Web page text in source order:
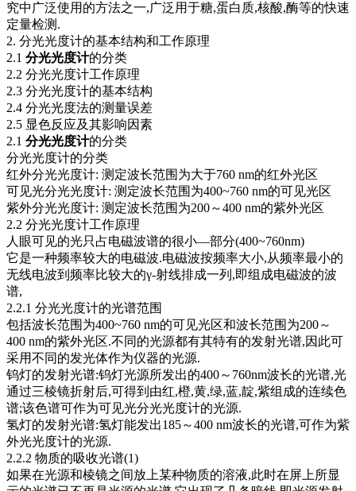
究中广泛使用的方法之一,广泛用于糖,蛋白质,核酸,酶等的快速
定量检测.
2. 分光光度计的基本结构和工作原理
2.1 分光光度计的分类
2.2 分光光度计工作原理
2.3 分光光度计的基本结构
2.4 分光光度法的测量误差
2.5 显色反应及其影响因素
2.1 分光光度计的分类
分光光度计的分类
红外分光光度计: 测定波长范围为大于760 nm的红外光区
可见光分光光度计: 测定波长范围为400~760 nm的可见光区
紫外分光光度计: 测定波长范围为200～400 nm的紫外光区
2.2 分光光度计工作原理
人眼可见的光只占电磁波谱的很小—部分(400~760nm)
它是一种频率较大的电磁波.电磁波按频率大小,从频率最小的
无线电波到频率比较大的γ-射线排成一列,即组成电磁波的波
谱,
2.2.1 分光光度计的光谱范围
包括波长范围为400~760 nm的可见光区和波长范围为200～
400 nm的紫外光区.不同的光源都有其特有的发射光谱,因此可
采用不同的发光体作为仪器的光源.
钨灯的发射光谱:钨灯光源所发出的400～760nm波长的光谱,光
通过三棱镜折射后,可得到由红,橙,黄,绿,蓝,靛,紫组成的连续色
谱;该色谱可作为可见光分光光度计的光源.
氢灯的发射光谱:氢灯能发出185～400 nm波长的光谱,可作为紫
外光光度计的光源.
2.2.2 物质的吸收光谱(1)
如果在光源和棱镜之间放上某种物质的溶液,此时在屏上所显